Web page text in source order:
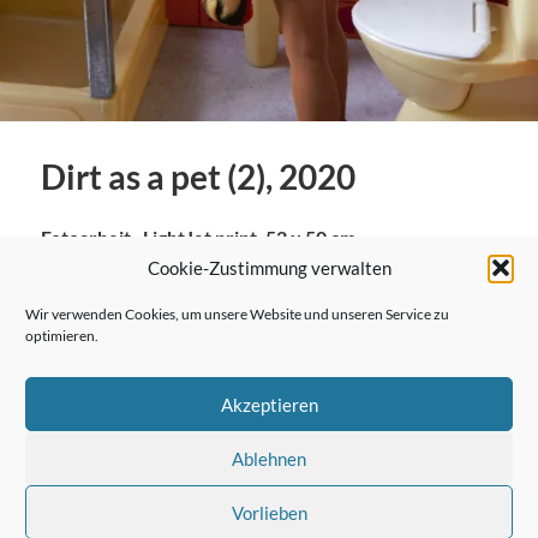
Cookie-Zustimmung verwalten
Wir verwenden Cookies, um unsere Website und unseren Service zu
optimieren.
Akzeptieren
Ablehnen
Vorlieben
Dirt as a pet (2), 2020
Fotoarbeit , LightJet print, 52 x 50 cm
← Vorheriger Beitrag
Nächster Beitrag →